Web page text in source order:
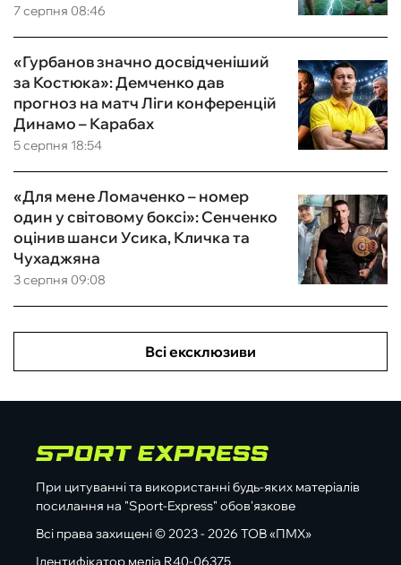
7 серпня 08:46
5 серпня 18:54
«Гурбанов значно досвідченіший
за Костюка»: Демченко дав
прогноз на матч Ліги конференцій
Динамо – Карабах
3 серпня 09:08
«Для мене Ломаченко – номер
один у світовому боксі»: Сенченко
оцінив шанси Усика, Кличка та
Чухаджяна
Всі ексклюзиви
При цитуванні та використанні будь-яких матеріалів
посилання на "Sport-Express" обов'язкове
Всі права захищені © 2023 - 2026 ТОВ «ПМХ»
Ідентифікатор медіа R40-06375